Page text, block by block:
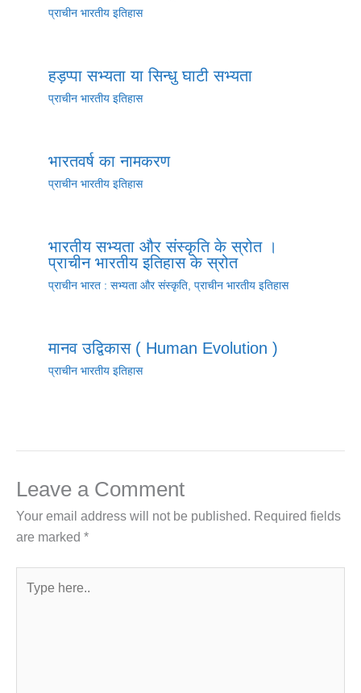
प्राचीन भारतीय इतिहास
हड़प्पा सभ्यता या सिन्धु घाटी सभ्यता
प्राचीन भारतीय इतिहास
भारतवर्ष का नामकरण
प्राचीन भारतीय इतिहास
भारतीय सभ्यता और संस्कृति के स्रोत ।
प्राचीन भारतीय इतिहास के स्रोत
प्राचीन भारत : सभ्यता और संस्कृति प्राचीन भारतीय इतिहास
मानव उद्विकास ( Human Evolution )
प्राचीन भारतीय इतिहास
Leave a Comment
Your email address will not be published. Required fields
are marked *
here..